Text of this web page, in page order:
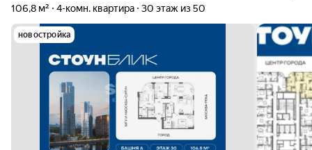
106,8 м² 4-комн. квартира 30 этаж из 50
новостройка